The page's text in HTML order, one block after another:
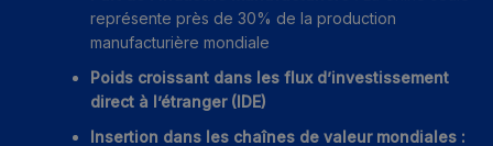
représente près de 30% de la production
manufacturière mondiale
Poids croissant dans les flux d’investissement
direct à l’étranger (IDE)
Insertion dans les chaînes de valeur mondiales :